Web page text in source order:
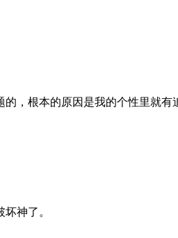
，根本的原因是我的个性里就
神了。